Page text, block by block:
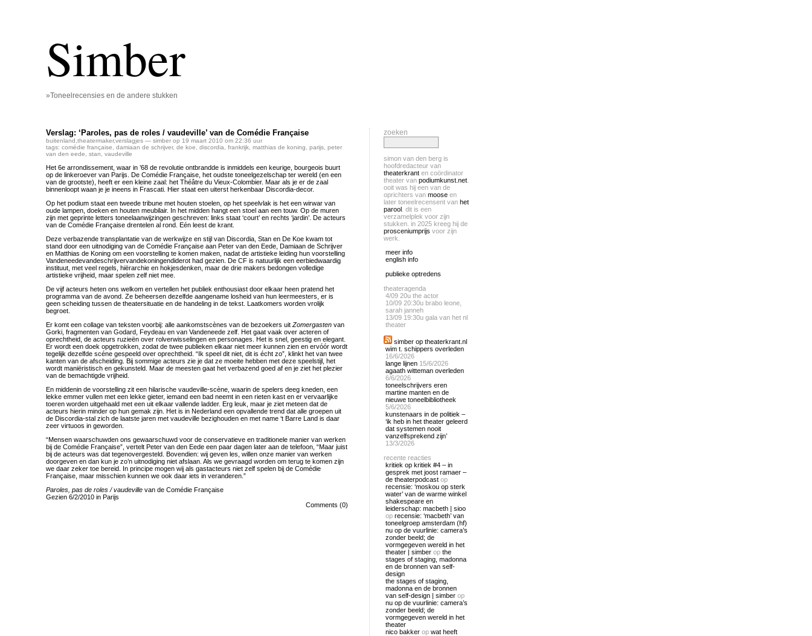
Simber
»Toneelrecensies en de andere stukken
Verslag: ‘Paroles, pas de roles / vaudeville’ van de Comédie Française
buitenland theatermaker,verslagjes — simber op 19 maart 2010 om 22:36 uur
tags: comédie française damiaan de schrijver, de koe discordia frankrijk matthias de koning parijs peter
van den eede
stan vaudeville
Het 6e arrondissement, waar in ’68 de revolutie ontbrandde is inmiddels een keurige, bourgeois buurt
op de linkeroever van Parijs. De Comédie Française, het oudste toneelgezelschap ter wereld (en een
van de grootste), heeft er een kleine zaal: het Théâtre du Vieux-Colombier. Maar als je er de zaal
binnenloopt waan je je ineens in Frascati. Hier staat een uiterst herkenbaar Discordia-decor.
Op het podium staat een tweede tribune met houten stoelen, op het speelvlak is het een wirwar van
oude lampen, doeken en houten meubilair. In het midden hangt een stoel aan een touw. Op de muren
zijn met geprinte letters toneelaanwijzingen geschreven: links staat ‘court’ en rechts ‘jardin’. De acteurs
van de Comédie Française drentelen al rond. Eén leest de krant.
Deze verbazende transplantatie van de werkwijze en stijl van Discordia, Stan en De Koe kwam tot
stand door een uitnodiging van de Comédie Française aan Peter van den Eede, Damiaan de Schrijver
en Matthias de Koning om een voorstelling te komen maken, nadat de artistieke leiding hun voorstelling
Vandeneedevandeschrijvervandekoningendiderot had gezien. De CF is natuurlijk een eerbiedwaardig
instituut, met veel regels, hiërarchie en hokjesdenken, maar de drie makers bedongen volledige
artistieke vrijheid, maar spelen zelf niet mee.
De vijf acteurs heten ons welkom en vertellen het publiek enthousiast door elkaar heen pratend het
programma van de avond. Ze beheersen dezelfde aangename losheid van hun leermeesters, er is
geen scheiding tussen de theatersituatie en de handeling in de tekst. Laatkomers worden vrolijk
begroet.
Er komt een collage van teksten voorbij: alle aankomstscènes van de bezoekers uit Zomergasten van
Gorki, fragmenten van Godard, Feydeau en van Vandeneede zelf. Het gaat vaak over acteren of
oprechtheid, de acteurs ruzieën over rolverwisselingen en personages. Het is snel, geestig en elegant.
Er wordt een doek opgetrokken, zodat de twee publieken elkaar niet meer kunnen zien en ervóór wordt
tegelijk dezelfde scéne gespeeld over oprechtheid. “Ik speel dit niet, dit is écht zo”, klinkt het van twee
kanten van de afscheiding. Bij sommige acteurs zie je dat ze moeite hebben met deze speelstijl, het
wordt maniëristisch en gekunsteld. Maar de meesten gaat het verbazend goed af en je ziet het plezier
van de bemachtigde vrijheid.
En middenin de voorstelling zit een hilarische vaudeville-scène, waarin de spelers deeg kneden, een
lekke emmer vullen met een lekke gieter, iemand een bad neemt in een rieten kast en er vervaarlijke
toeren worden uitgehaald met een uit elkaar vallende ladder. Erg leuk, maar je ziet meteen dat de
acteurs hierin minder op hun gemak zijn. Het is in Nederland een opvallende trend dat alle groepen uit
de Discordia-stal zich de laatste jaren met vaudeville bezighouden en met name ‘t Barre Land is daar
zeer virtuoos in geworden.
“Mensen waarschuwden ons gewaarschuwd voor de conservatieve en traditionele manier van werken
bij de Comédie Française”, vertelt Peter van den Eede een paar dagen later aan de telefoon, “Maar juist
bij de acteurs was dat tegenovergesteld. Bovendien: wij geven les, willen onze manier van werken
doorgeven en dan kun je zo’n uitnodiging niet afslaan. Als we gevraagd worden om terug te komen zijn
we daar zeker toe bereid. In principe mogen wij als gastacteurs niet zelf spelen bij de Comédie
Française, maar misschien kunnen we ook daar iets in veranderen.”
Paroles, pas de roles / vaudeville van de Comédie Française
Gezien 6/2/2010 in Parijs
Comments (0)
zoeken
simon van den berg is
hoofdredacteur van
theaterkrant en coördinator
theater van podiumkunst.net
ooit was hij een van de
oprichters van moose en
later toneelrecensent van het
parool . dit is een
verzamelplek voor zijn
stukken. in 2025 kreeg hij de
prosceniumprijs voor zijn
werk.
meer info
english info
publieke optredens
theateragenda
4/09 20u the actor
10/09 20:30u brabo leone,
sarah janneh
13/09 19:30u gala van het nl
theater
simber op theaterkrant.nl
wim t. schippers overleden
16/6/2026
lange lijnen 15/6/2026
agaath witteman overleden
6/6/2026
toneelschrijvers eren
martine manten en de
nieuwe toneelbibliotheek
5/6/2026
kunstenaars in de politiek –
‘ik heb in het theater geleerd
dat systemen nooit
vanzelfsprekend zijn’
13/3/2026
recente reacties
kritiek op kritiek #4 – in
gesprek met joost ramaer –
de theaterpodcast op
recensie: ‘moskou op sterk
water’ van de warme winkel
shakespeare en
leiderschap: macbeth | sioo
op recensie: ‘macbeth’ van
toneelgroep amsterdam (hf)
nu op de vuurlinie: camera’s
zonder beeld; de
vormgegeven wereld in het
theater | simber op the
stages of staging, madonna
en de bronnen van self-
design
the stages of staging,
madonna en de bronnen
van self-design | simber op
nu op de vuurlinie: camera’s
zonder beeld; de
vormgegeven wereld in het
theater
nico bakker op wat heeft